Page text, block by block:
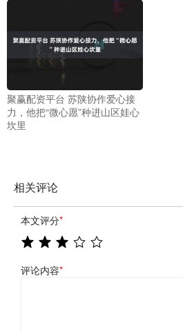
聚赢配资平台 苏陕协作爱心接
力，他把“微心愿”种进山区娃心
坎里
相关评论
本文评分*
评论内容*